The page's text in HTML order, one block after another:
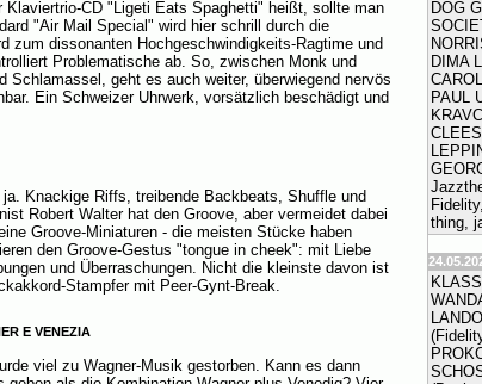
Klaviertrio-CD "Ligeti Eats Spaghetti" heißt, sollte man
"Air Mail Special" wird hier schrill durch die
zum dissonanten Hochgeschwindigkeits-Ragtime und
Problematische ab. So, zwischen Monk und
Schlamassel, geht es auch weiter, überwiegend nervös
Ein Schweizer Uhrwerk, vorsätzlich beschädigt und
Knackige Riffs, treibende Backbeats, Shuffle und
Robert Walter hat den Groove, aber vermeidet dabei
Groove-Miniaturen - die meisten Stücke haben
den Groove-Gestus "tongue in cheek": mit Liebe
und Überraschungen. Nicht die kleinste davon ist
Stampfer mit Peer-Gynt-Break.
E VENEZIA
viel zu Wagner-Musik gestorben. Kann es dann
DOG
DIMA
PAUL
thing,